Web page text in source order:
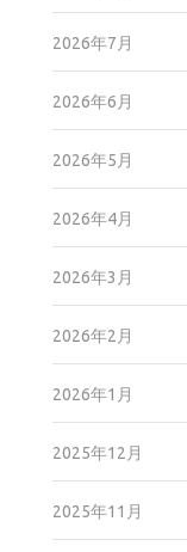
2026年7月
2026年6月
2026年5月
2026年4月
2026年3月
2026年2月
2026年1月
2025年12月
2025年11月